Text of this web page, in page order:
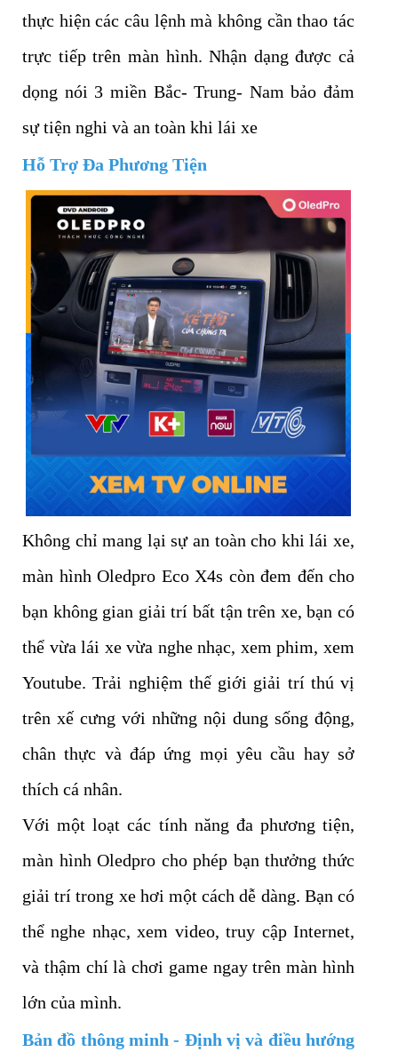
thực hiện các câu lệnh mà không cần thao tác
trực tiếp trên màn hình. Nhận dạng được cả
dọng nói 3 miền Bắc- Trung- Nam bảo đảm
sự tiện nghi và an toàn khi lái xe
Hỗ Trợ Đa Phương Tiện
Không chỉ mang lại sự an toàn cho khi lái xe,
màn hình Oledpro Eco X4s còn đem đến cho
bạn không gian giải trí bất tận trên xe, bạn có
thể vừa lái xe vừa nghe nhạc, xem phim, xem
Youtube. Trải nghiệm thế giới giải trí thú vị
trên xế cưng với những nội dung sống động,
chân thực và đáp ứng mọi yêu cầu hay sở
thích cá nhân.
Với một loạt các tính năng đa phương tiện,
màn hình Oledpro cho phép bạn thưởng thức
giải trí trong xe hơi một cách dễ dàng. Bạn có
thể nghe nhạc, xem video, truy cập Internet,
và thậm chí là chơi game ngay trên màn hình
lớn của mình.
Bản đồ thông minh - Định vị và điều hướng